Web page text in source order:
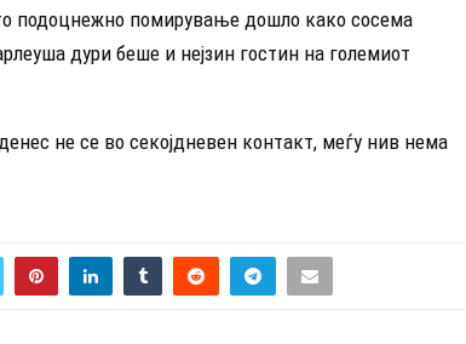
подоцнежно помирување дошло како сосема
дури беше и нејзин гостин на големиот
не се во секојдневен контакт, меѓу нив нема